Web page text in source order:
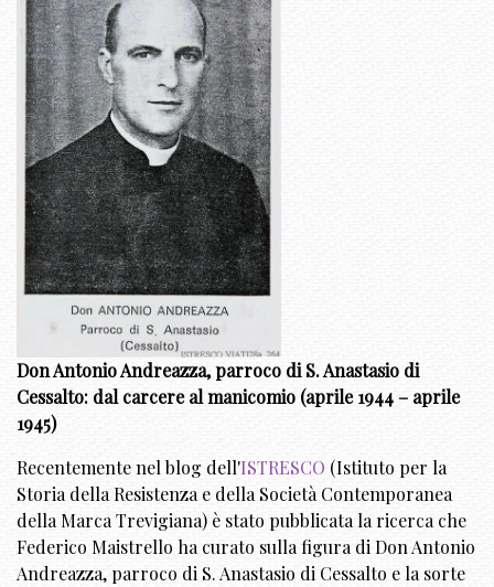
Don Antonio Andreazza, parroco di S. Anastasio di
Cessalto: dal carcere al manicomio (aprile 1944 – aprile
1945)
Recentemente nel blog dell'ISTRESCO (Istituto per la
Storia della Resistenza e della Società Contemporanea
della Marca Trevigiana) è stato pubblicata la ricerca che
Federico Maistrello ha curato sulla figura di Don Antonio
Andreazza, parroco di S. Anastasio di Cessalto e la sorte